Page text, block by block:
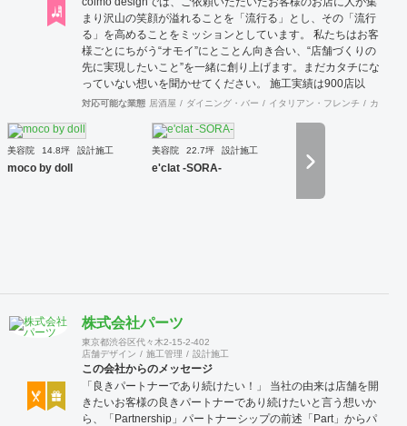
まり沢山の笑顔が溢れることを「流行る」とし、その「流行
る」を高めることをミッションとしています。 私たちは​​お客
様ごとにちがう“オモイ”にとことん向き合い、“店舗づくりの
先に実現したいこと”を一緒に創り上げます。まだカタチにな
っていない想いを聞かせてください。 施工実績は900店以
上。 グループ会社で直営美容室を13店舗を運営をしており
提案をいたします。 ◉サービス ①テナント紹介サポート ②顧
客ターゲット・マーケティング調査 ③資金調達サポート ④
美容業界専門のデザイン提案 ⑤自社施工 ⑥ブランディング
まずはご相談やお話だけでも構いません。 お気軽にお問合せ
対応可能な業態 居酒屋 ダイニング・バー イタリアン・フレンチ カフェ
美容院 14.8坪 設計施工
moco by doll
美容院 22.7坪 設計施工
e'clat -SORA-
株式会社パーツ
東京都渋谷区代々木2-15-2-402
店舗デザイン
施工管理 設計施工
この会社からのメッセージ
「良きパートナーであり続けたい！」 当社の由来は店舗を開
きたいお客様の良きパートナーであり続けたいと言う想いか
ら、「Partnership」パートナーシップの前述「Part」からパ